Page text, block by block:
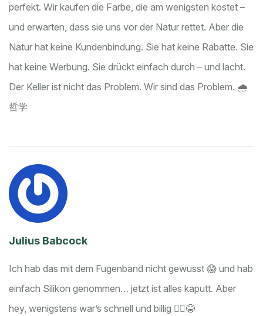
perfekt. Wir kaufen die Farbe, die am wenigsten kostet –
und erwarten, dass sie uns vor der Natur rettet. Aber die
Natur hat keine Kundenbindung. Sie hat keine Rabatte. Sie
hat keine Werbung. Sie drückt einfach durch – und lacht.
Der Keller ist nicht das Problem. Wir sind das Problem. 🌧️
哲学
Julius Babcock
Ich hab das mit dem Fugenband nicht gewusst 😱 und hab
einfach Silikon genommen… jetzt ist alles kaputt. Aber
hey, wenigstens war’s schnell und billig 🤷‍♂️😂